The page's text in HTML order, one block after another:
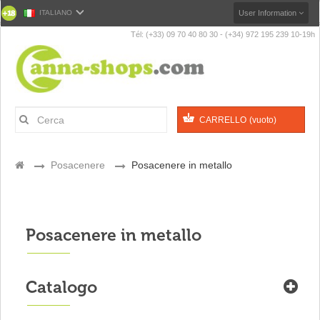
ITALIANO User Information
Tél: (+33) 09 70 40 80 30 - (+34) 972 195 239 10-19h
CARRELLO (vuoto)
> Posacenere > Posacenere in metallo
Posacenere in metallo
Catalogo